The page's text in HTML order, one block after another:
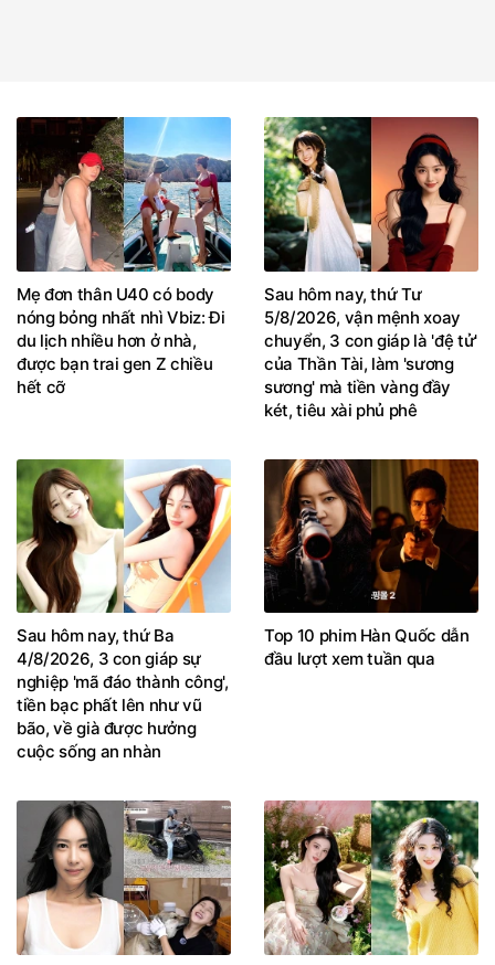
Mẹ đơn thân U40 có body
nóng bỏng nhất nhì Vbiz: Đi
du lịch nhiều hơn ở nhà,
được bạn trai gen Z chiều
hết cỡ
Sau hôm nay, thứ Tư
5/8/2026, vận mệnh xoay
chuyển, 3 con giáp là 'đệ tử'
của Thần Tài, làm 'sương
sương' mà tiền vàng đầy
két, tiêu xài phủ phê
Sau hôm nay, thứ Ba
4/8/2026, 3 con giáp sự
nghiệp 'mã đáo thành công',
tiền bạc phất lên như vũ
bão, về già được hưởng
cuộc sống an nhàn
Top 10 phim Hàn Quốc dẫn
đầu lượt xem tuần qua